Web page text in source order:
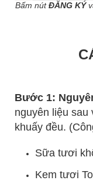
Bấm nútĐĂNG KÝ
Bước 1:
nguyên liệu sau
khuấy đều.
Sữa tươi
Kem tươi